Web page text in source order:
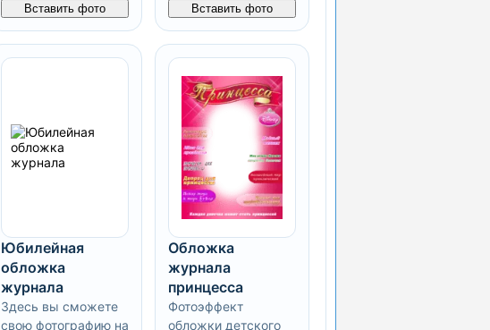
Вставить фото Вставить фото
Юбилейная
обложка
журнала
Здесь вы сможете
свою фотографию на
Обложка
журнала
принцесса
Фотоэффект
обложки детского